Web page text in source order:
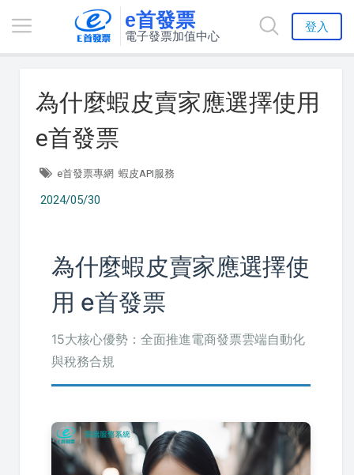
e首發票
電子發票加值中心
登入
為什麼蝦皮賣家應選擇使用
e首發票
e首發票專網 蝦皮API服務
2024/05/30
為什麼蝦皮賣家應選擇使
用 e首發票
15大核心優勢：全面推進電商發票雲端自動化
與稅務合規